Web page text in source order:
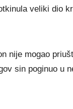
veliki dio
nije mogao
sin poginuo u